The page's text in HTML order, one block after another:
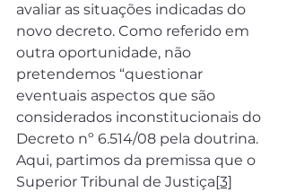
avaliar as situações indicadas do
novo decreto. Como referido em
outra oportunidade, não
pretendemos “questionar
eventuais aspectos que são
considerados inconstitucionais do
Decreto nº 6.514/08 pela doutrina.
Aqui, partimos da premissa que o
Superior Tribunal de Justiça[3]